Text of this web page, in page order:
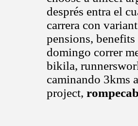
després entra el
carrera con
pensions,
domingo correr
bikila,
caminando 3kms
project,